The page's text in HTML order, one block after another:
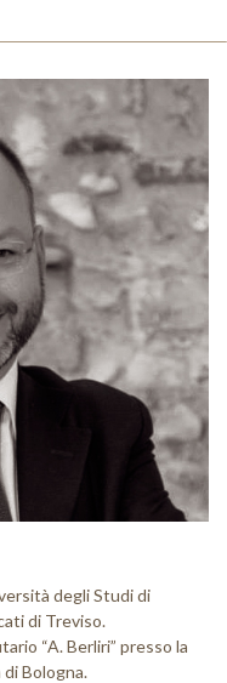
degli Studi di
di Treviso.
“A. Berliri” presso la
Bologna.